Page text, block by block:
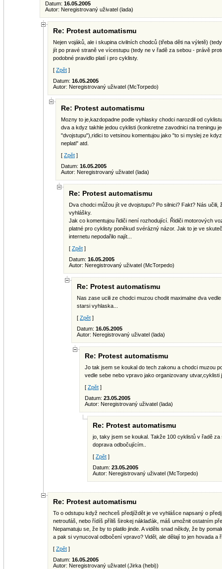
Datum: 16.05.2005
Autor: Neregistrovaný uživatel (lada)
Re: Protest automatismu
Nejen vojáků, ale i skupina civilních chodců (třeba děti na výletě)
jít po pravé straně ve vícestupu (tedy ne v řadě za sebou - právě
podobné pravidlo platí i pro cyklisty.
[ Zpět ]
Datum: 16.05.2005
Autor: Neregistrovaný uživatel (McTorpedo)
Re: Protest automatismu
Mozny to je,kazdopadne podle vyhlasky chodci narozdil od
dva a kdyz takhle jedou cyklisti (konkretne zavodnici na treningu
"dvojstupu"),ridici to vetsinou komentujou jako "to si myslej ze
neplati" atd.
[ Zpět ]
Datum: 16.05.2005
Autor: Neregistrovaný uživatel (lada)
Re: Protest automatismu
Dva chodci můžou jít ve dvojstupu? Po silnici? Fakt? Nás učili,
vyhlášky.
Jak co komentujou řidiči není rozhodující. Řidiči motorových
platné pro cyklisty poněkud svérázný názor. Jak to je ve
internetu nepodařilo najít...
[ Zpět ]
Datum: 16.05.2005
Autor: Neregistrovaný uživatel (McTorpedo)
Re: Protest automatismu
Nas zase ucili ze chodci muzou chodit maximalne dva
starsi vyhlaska...
[ Zpět ]
Datum: 16.05.2005
Autor: Neregistrovaný uživatel (lada)
Re: Protest automatismu
Jo tak jsem se koukal do tech zakonu a chodci muzou
vedle sebe nebo vpravo jako organizovany utvar,cyklisti
[ Zpět ]
Datum: 23.05.2005
Autor: Neregistrovaný uživatel (lada)
Re: Protest automatismu
jo, taky jsem se koukal. Takže 100 cyklistů v řadě
doprava odbočujícím..
[ Zpět ]
Datum: 23.05.2005
Autor: Neregistrovaný uživatel (McTorpedo)
Re: Protest automatismu
To o odstupu když nechceš předjíždět je ve vyhlášce napsaný o
netroufáš, nebo řídíš příliš širokej náklaďák, máš umožnit ostatním
Nepamatuju se, že by to platilo jinde. A viděls snad někdy, že by
a pak si vynucoval odbočení vpravo? Viděl, ale dělají to jen hovada a
[ Zpět ]
Datum: 16.05.2005
Autor: Neregistrovaný uživatel (Jirka (hebi))